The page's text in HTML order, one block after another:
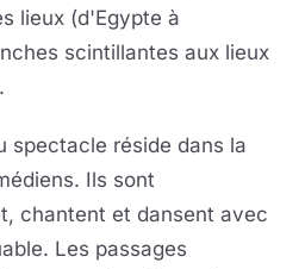
lieux (d'Egypte à
scintillantes aux lieux
spectacle réside dans la
Ils sont
chantent et dansent avec
Les passages